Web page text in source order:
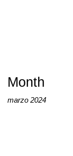
Month
marzo 2024